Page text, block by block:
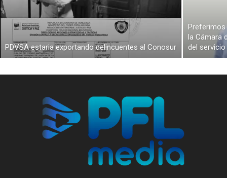
PDVSA estaria exportando delincuentes al Conosur
Preferimos
la Cámara
del